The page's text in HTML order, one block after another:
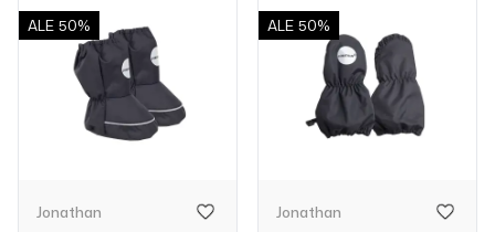
ALE 50%
Jonathan
ALE 50%
Jonathan